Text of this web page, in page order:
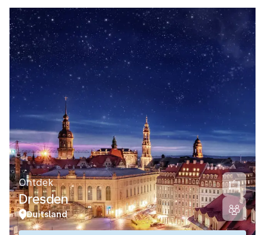
Ontdek
Dresden
Duitsland